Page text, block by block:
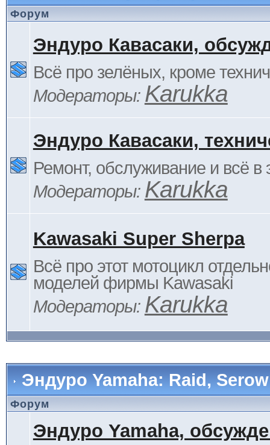
Форум
Эндуро Кавасаки,
Всё про зелёных, кроме
Модераторы: Karukka
Эндуро Кавасаки,
Ремонт, обслуживание и всё в
Модераторы: Karukka
Kawasaki Super Sherpa
Всё про этот мотоцикл
моделей фирмы Kawasaki
Модераторы: Karukka
Эндуро Yamaha: Raid,
Форум
Эндуро Yamaha,